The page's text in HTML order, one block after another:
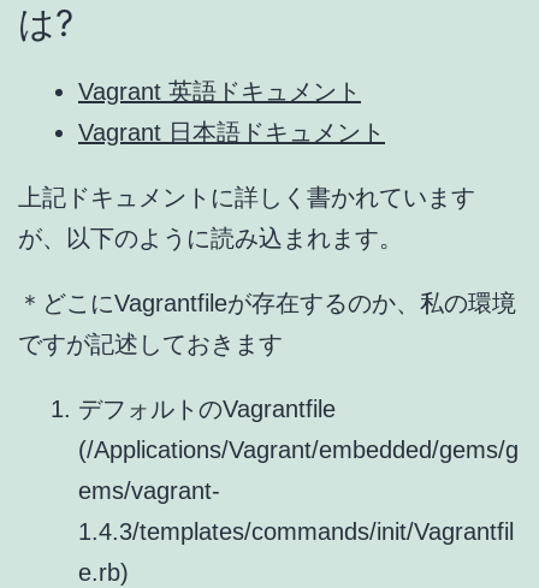
は?
Vagrant 英語ドキュメント
Vagrant 日本語ドキュメント
上記ドキュメントに詳しく書かれています
が、以下のように読み込まれます。
＊どこにVagrantfileが存在するのか、私の環境
ですが記述しておきます
デフォルトのVagrantfile
(/Applications/Vagrant/embedded/gems/g
ems/vagrant-
1.4.3/templates/commands/init/Vagrantfil
e.rb)